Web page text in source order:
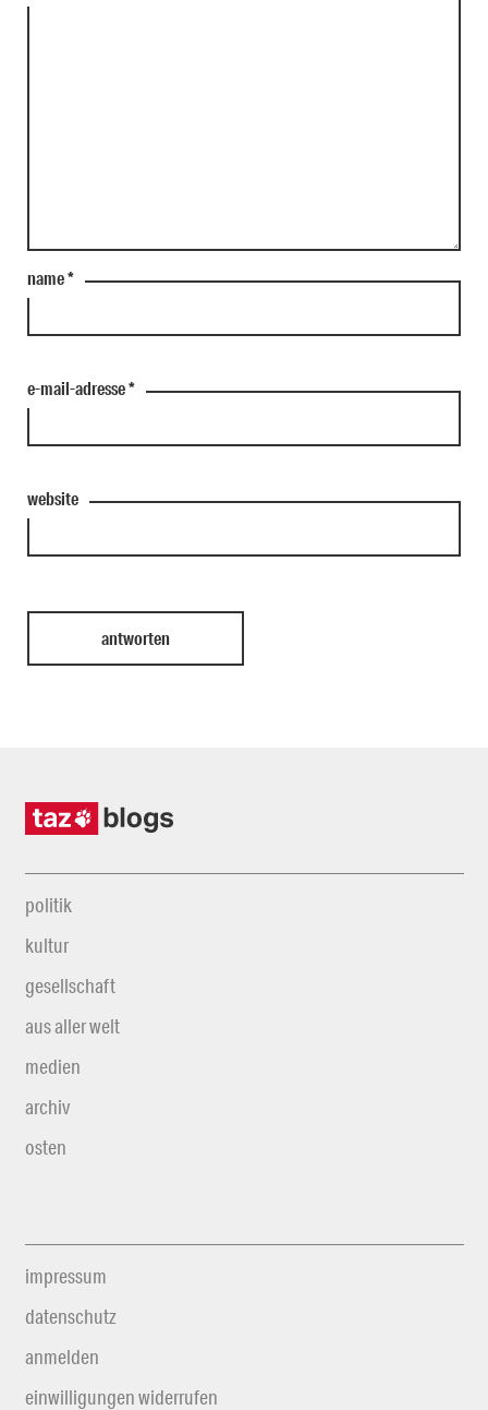
name*
e-mail-adresse*
website
politik
kultur
gesellschaft
aus aller welt
medien
archiv
osten
impressum
datenschutz
anmelden
einwilligungen widerrufen